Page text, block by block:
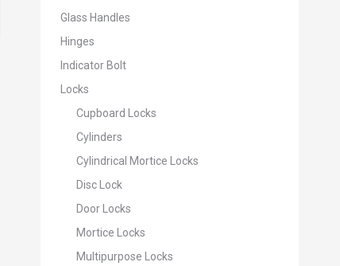
Glass Handles
Hinges
Indicator Bolt
Locks
Cupboard Locks
Cylinders
Cylindrical Mortice Locks
Disc Lock
Door Locks
Mortice Locks
Multipurpose Locks